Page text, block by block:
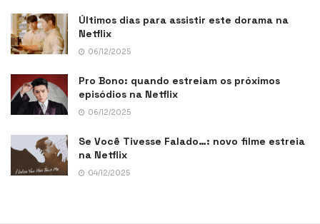
Últimos dias para assistir este dorama na
Netflix
06/12/2025
Pro Bono: quando estreiam os próximos
episódios na Netflix
06/12/2025
Se Você Tivesse Falado…: novo filme estreia
na Netflix
04/12/2025